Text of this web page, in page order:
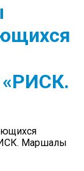
«РИСК.
Маршалы